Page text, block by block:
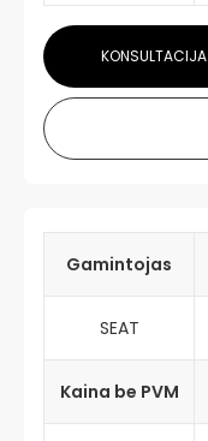
KONSULTACIJA
Gamintojas
SEAT
Kaina be PVM